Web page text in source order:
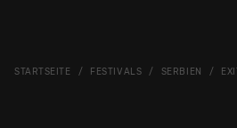
STARTSEITE FESTIVALS SERBIEN